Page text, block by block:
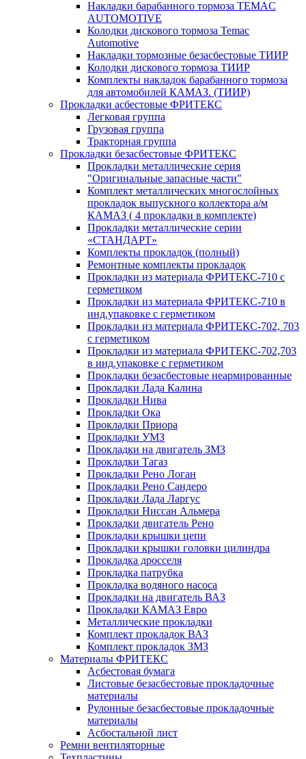
Накладки барабанного тормоза TEMAC
AUTOMOTIVE
Колодки дискового тормоза Temac
Automotive
Накладки тормозные безасбестовые ТИИР
Колодки дискового тормоза ТИИР
Комплекты накладок барабанного тормоза
для автомобилей КАМАЗ. (ТИИР)
Прокладки асбестовые ФРИТЕКС
Легковая группа
Грузовая группа
Тракторная группа
Прокладки безасбестовые ФРИТЕКС
Прокладки металлические серия
"Оригинальные запасные части"
Комплект металлических многослойных
прокладок выпускного коллектора а/м
КАМАЗ ( 4 прокладки в комплекте)
Прокладки металлические серии
«СТАНДАРТ»
Комплекты прокладок (полный)
Ремонтные комплекты прокладок
Прокладки из материала ФРИТЕКС-710 с
герметиком
Прокладки из материала ФРИТЕКС-710 в
инд.упаковке с герметиком
Прокладки из материала ФРИТЕКС-702, 703
с герметиком
Прокладки из материала ФРИТЕКС-702,703
в инд.упаковке с герметиком
Прокладки безасбестовые неармированные
Прокладки Лада Калина
Прокладки Нива
Прокладки Ока
Прокладки Приора
Прокладки УМЗ
Прокладки на двигатель ЗМЗ
Прокладки Тагаз
Прокладки Рено Логан
Прокладки Рено Сандеро
Прокладки Лада Ларгус
Прокладки Ниссан Альмера
Прокладки двигатель Рено
Прокладки крышки цепи
Прокладки крышки головки цилиндра
Прокладка дросселя
Прокладка патрубка
Прокладка водяного насоса
Прокладки на двигатель ВАЗ
Прокладки КАМАЗ Евро
Металлические прокладки
Комплект прокладок ВАЗ
Комплект прокладок ЗМЗ
Материалы ФРИТЕКС
Асбестовая бумага
Листовые безасбестовые прокладочные
материалы
Рулонные безасбестовые прокладочные
материалы
Асбостальной лист
Ремни вентиляторные